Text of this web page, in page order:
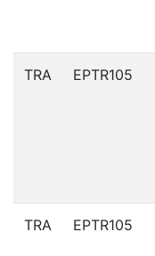
TRA EPTR105
TRA EPTR105